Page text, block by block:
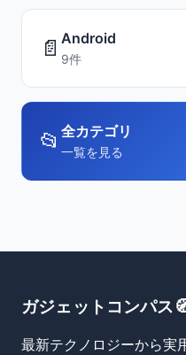
📄 Android
9件
📂 全カテゴリ
一覧を見る
ガジェットコンパス
最新テクノロジーから実